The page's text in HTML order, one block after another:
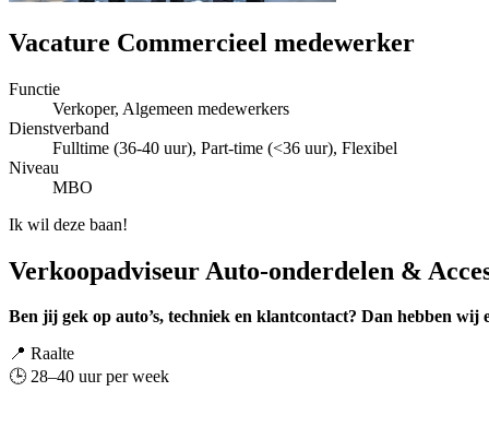
Vacature Commercieel medewerker
Functie
Verkoper, Algemeen medewerkers
Dienstverband
Fulltime (36-40 uur), Part-time (<36 uur), Flexibel
Niveau
MBO
Ik wil deze baan!
Verkoopadviseur Auto-onderdelen &
Ben jij gek op auto’s, techniek en klantcontact? Dan hebben wij
📍 Raalte
🕒 28–40 uur per week